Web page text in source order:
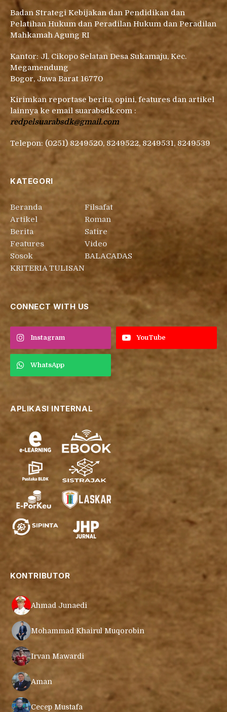
Badan Strategi Kebijakan dan Pendidikan dan
Pelatihan Hukum dan Peradilan Hukum dan Peradilan
Mahkamah Agung RI
Kantor: Jl. Cikopo Selatan Desa Sukamaju, Kec.
Megamendung
Bogor, Jawa Barat 16770
Kirimkan reportase berita, opini, features dan artikel
lainnya ke email suarabsdk.com :
redpelsuarabsdk@gmail.com
Telepon: (0251) 8249520, 8249522, 8249531, 8249539
KATEGORI
Beranda
Artikel
Berita
Features
Sosok
KRITERIA TULISAN
Filsafat
Roman
Satire
Video
BALACADAS
CONNECT WITH US
Instagram YouTube
WhatsApp
APLIKASI INTERNAL
KONTRIBUTOR
Ahmad Junaedi
Mohammad Khairul Muqorobin
Irvan Mawardi
Aman
Cecep Mustafa